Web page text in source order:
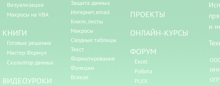
Визуализация
Макросы на VBA
КНИГИ
Готовые решения
Мастер Формул
Скульптор данных
ВИДЕОУРОКИ
Защита данных
Интернет, email
Книги, листы
Макросы
Сводные таблицы
Текст
Форматирование
Функции
Всякое
ПРОЕКТЫ
ОНЛАЙН-КУРСЫ
ФОРУМ
Excel
Работа
PLEX
и